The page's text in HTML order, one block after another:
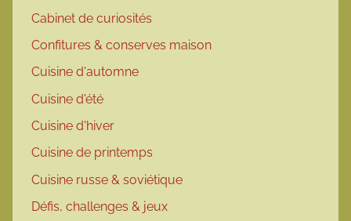
Cabinet de curiosités
Confitures & conserves maison
Cuisine d'automne
Cuisine d'été
Cuisine d'hiver
Cuisine de printemps
Cuisine russe & soviétique
Défis, challenges & jeux